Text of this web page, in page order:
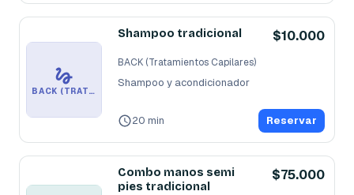
BACK (TRATAMIENTOS CAPILARES)
Shampoo tradicional $10.000
BACK (Tratamientos Capilares)
Shampoo y acondicionador
20 min Reservar
Combo manos semi
pies tradicional
$75.000